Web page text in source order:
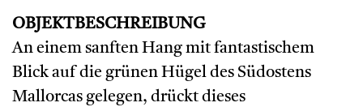
OBJEKTBESCHREIBUNG
An einem sanften Hang mit fantastischem
Blick auf die grünen Hügel des Südostens
Mallorcas gelegen, drückt dieses